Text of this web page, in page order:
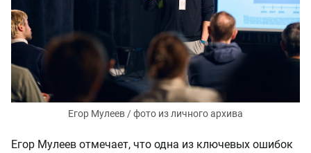
Егор Мулеев / фото из личного архива
Егор Мулеев отмечает, что одна из ключевых ошибок